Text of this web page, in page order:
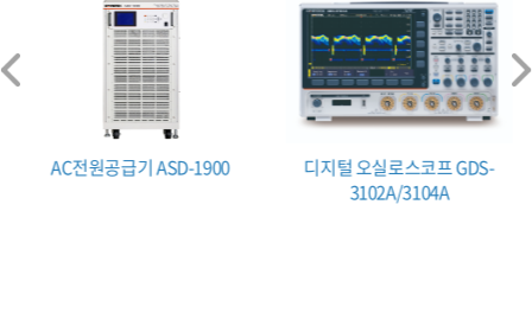
AC전원공급기 ASD-1900
디지털 오실로스코프 GDS-
3102A/3104A